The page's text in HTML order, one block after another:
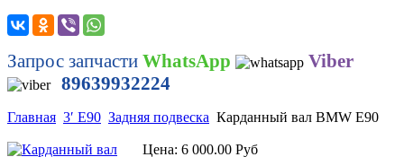
Запрос запчасти WhatsApp
Viber
89639932224
Главная 3′ E90 Задняя подвеска Карданный вал BMW E90
Цена: 6 000.00 Руб